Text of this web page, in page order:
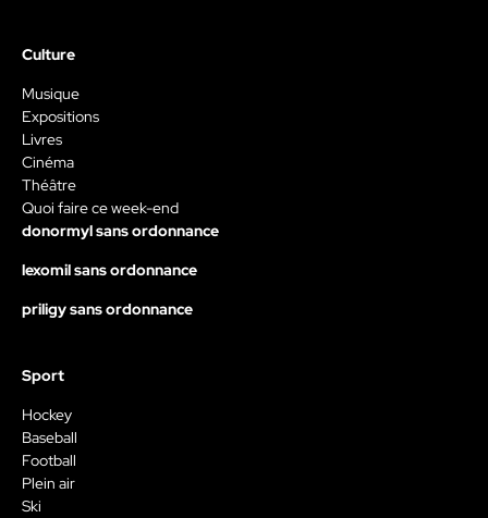
Culture
Musique
Expositions
Livres
Cinéma
Théâtre
Quoi faire ce week-end
donormyl sans ordonnance
lexomil sans ordonnance
priligy sans ordonnance
Sport
Hockey
Baseball
Football
Plein air
Ski